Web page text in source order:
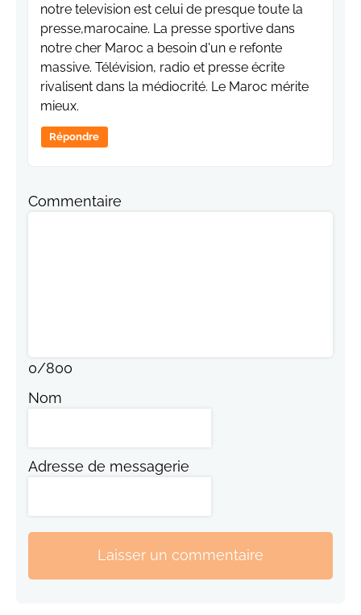
notre television est celui de presque toute la
presse,marocaine. La presse sportive dans
notre cher Maroc a besoin d'un e refonte
massive. Télévision, radio et presse écrite
rivalisent dans la médiocrité. Le Maroc mérite
mieux.
Répondre
Commentaire
0/800
Nom
Adresse de messagerie
Laisser un commentaire